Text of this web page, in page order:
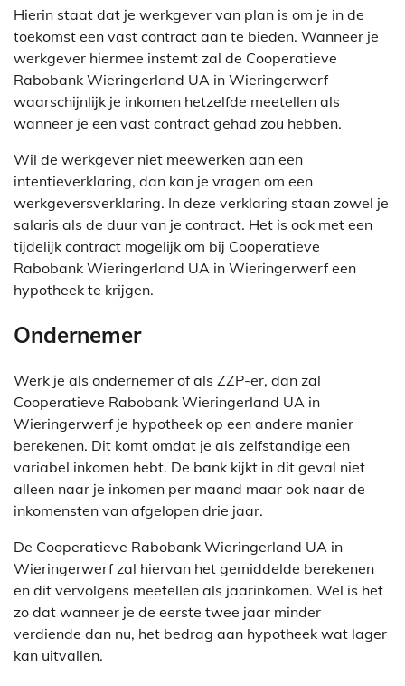
Hierin staat dat je werkgever van plan is om je in de
toekomst een vast contract aan te bieden. Wanneer je
werkgever hiermee instemt zal de Cooperatieve
Rabobank Wieringerland UA in Wieringerwerf
waarschijnlijk je inkomen hetzelfde meetellen als
wanneer je een vast contract gehad zou hebben.
Wil de werkgever niet meewerken aan een
intentieverklaring, dan kan je vragen om een
werkgeversverklaring. In deze verklaring staan zowel je
salaris als de duur van je contract. Het is ook met een
tijdelijk contract mogelijk om bij Cooperatieve
Rabobank Wieringerland UA in Wieringerwerf een
hypotheek te krijgen.
Ondernemer
Werk je als ondernemer of als ZZP-er, dan zal
Cooperatieve Rabobank Wieringerland UA in
Wieringerwerf je hypotheek op een andere manier
berekenen. Dit komt omdat je als zelfstandige een
variabel inkomen hebt. De bank kijkt in dit geval niet
alleen naar je inkomen per maand maar ook naar de
inkomensten van afgelopen drie jaar.
De Cooperatieve Rabobank Wieringerland UA in
Wieringerwerf zal hiervan het gemiddelde berekenen
en dit vervolgens meetellen als jaarinkomen. Wel is het
zo dat wanneer je de eerste twee jaar minder
verdiende dan nu, het bedrag aan hypotheek wat lager
kan uitvallen.